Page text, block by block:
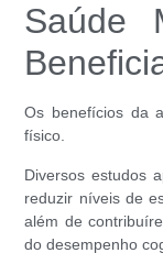
Saúde
Os benefícios da
físico.
Diversos estudos
reduzir níveis de
além de
do desempenho